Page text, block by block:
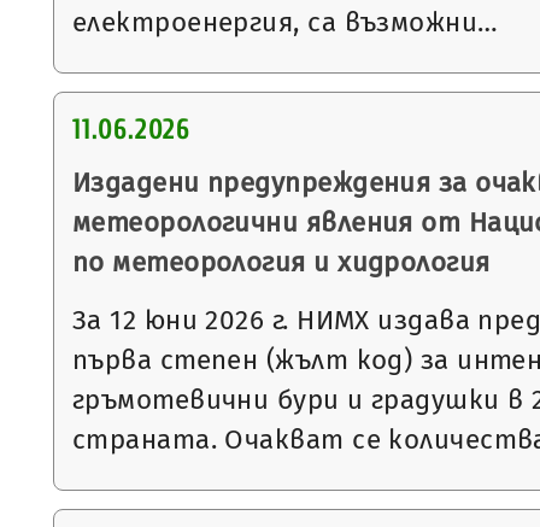
електроенергия, са възможни…
11.06.2026
Издадени предупреждения за
метеорологични явления от
по метеорология и хидрология
За 12 юни 2026 г. НИМХ издава
първа степен (жълт код) за
гръмотевични бури и градушки в
страната. Очакват се